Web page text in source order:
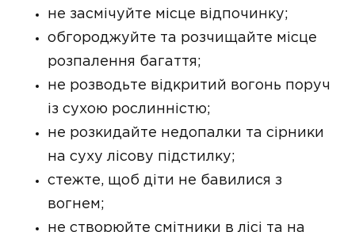
не засмічуйте місце відпочинку;
обгороджуйте та розчищайте місце
розпалення багаття;
не розводьте відкритий вогонь поруч
із сухою рослинністю;
не розкидайте недопалки та сірники
на суху лісову підстилку;
стежте, щоб діти не бавилися з
вогнем;
не створюйте смітники в лісі та на